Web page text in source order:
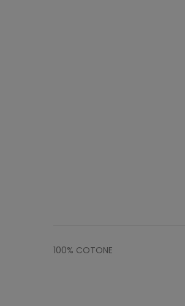
100% COTONE